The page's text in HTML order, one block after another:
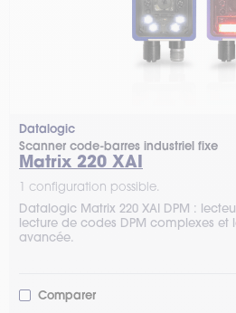
Datalogic
Scanner code-barres industriel fixe
Matrix 220 XAI
1 configuration possible.
Datalogic Matrix 220 XAI DPM :
lecture de codes DPM complexes et
avancée.
Comparer